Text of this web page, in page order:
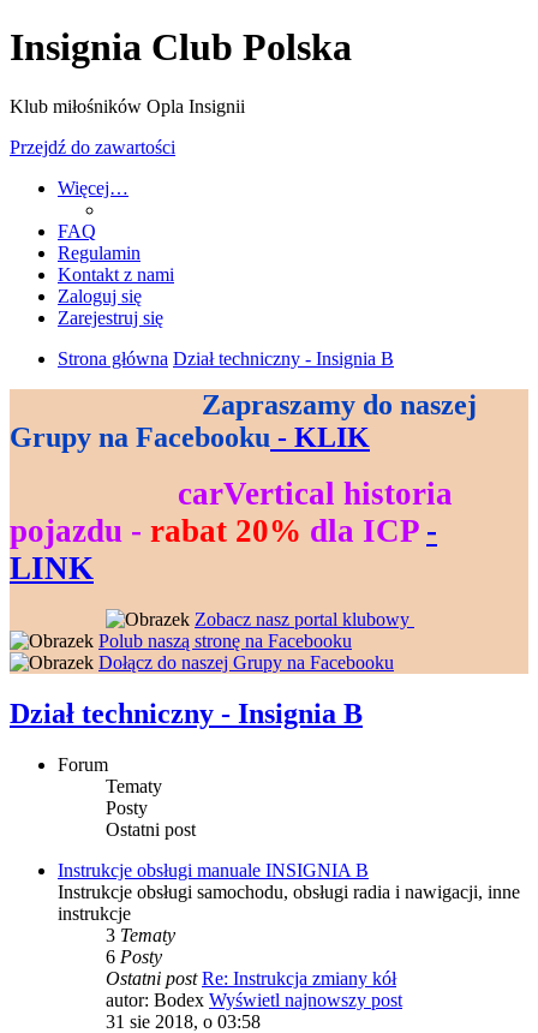
Insignia Club Polska
Klub miłośników Opla Insignii
Przejdź do zawartości
Więcej…
FAQ
Regulamin
Kontakt z nami
Zaloguj się
Zarejestruj się
Strona główna Dział techniczny - Insignia B
Zapraszamy do naszej
Grupy na Facebooku - KLIK
carVertical historia
pojazdu - rabat 20% dla ICP -
LINK
Zobacz nasz portal klubowy
Polub naszą stronę na Facebooku
Dołącz do naszej Grupy na Facebooku
Dział techniczny - Insignia B
Forum
Tematy
Posty
Ostatni post
Instrukcje obsługi manuale INSIGNIA B
Instrukcje obsługi samochodu, obsługi radia i nawigacji, inne
instrukcje
3 Tematy
6 Posty
Ostatni post Re: Instrukcja zmiany kół
autor: Bodex Wyświetl najnowszy post
31 sie 2018, o 03:58